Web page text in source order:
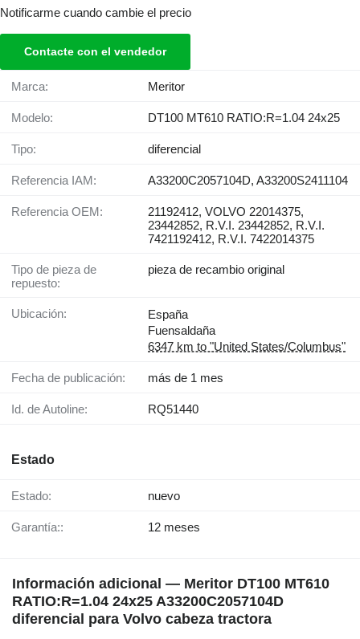
Notificarme cuando cambie el precio
Contacte con el vendedor
Marca: Meritor
Modelo: DT100 MT610 RATIO:R=1.04 24x25
Tipo: diferencial
Referencia IAM: A33200C2057104D, A33200S2411104
Referencia OEM:
21192412, VOLVO 22014375,
23442852, R.V.I. 23442852, R.V.I.
7421192412, R.V.I. 7422014375
Tipo de pieza de
repuesto:
pieza de recambio original
Ubicación:
España
Fuensaldaña
6347 km to "United States/Columbus"
Fecha de publicación: más de 1 mes
Id. de Autoline: RQ51440
Estado
Estado: nuevo
Garantía:: 12 meses
Información adicional — Meritor DT100 MT610
RATIO:R=1.04 24x25 A33200C2057104D
diferencial para Volvo cabeza tractora